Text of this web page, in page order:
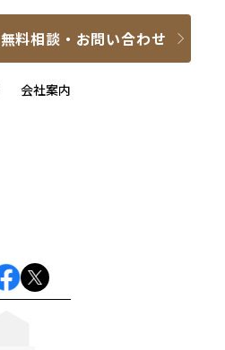
無料相談・お問い合わせ
会社案内